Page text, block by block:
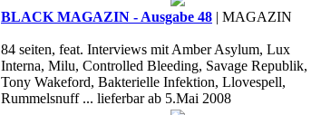
BLACK MAGAZIN - Ausgabe 48 | MAGAZIN
84 seiten, feat. Interviews mit Amber Asylum, Lux
Interna, Milu, Controlled Bleeding, Savage Republik,
Tony Wakeford, Bakterielle Infektion, Llovespell,
Rummelsnuff ... lieferbar ab 5.Mai 2008